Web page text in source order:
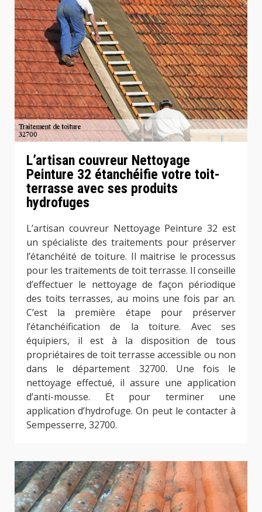
L’artisan couvreur Nettoyage
Peinture 32 étanchéifie votre toit-
terrasse avec ses produits
hydrofuges
L’artisan couvreur Nettoyage Peinture 32 est
un spécialiste des traitements pour préserver
l’étanchéité de toiture. Il maitrise le processus
pour les traitements de toit terrasse. Il conseille
d’effectuer le nettoyage de façon périodique
des toits terrasses, au moins une fois par an.
C’est la première étape pour préserver
l’étanchéification de la toiture. Avec ses
équipiers, il est à la disposition de tous
propriétaires de toit terrasse accessible ou non
dans le département 32700. Une fois le
nettoyage effectué, il assure une application
d’anti-mousse. Et pour terminer une
application d’hydrofuge. On peut le contacter à
Sempesserre, 32700.